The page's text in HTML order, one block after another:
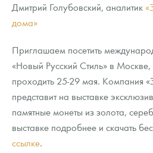
Дмитрий Голубовский, аналитик
дома»
Приглашаем посетить
«Новый Русский Стиль» в Москве,
проходить 25-29 мая. Компания
представит на выставке
памятные монеты из золота,
выставке подробнее и скачать
ссылке.